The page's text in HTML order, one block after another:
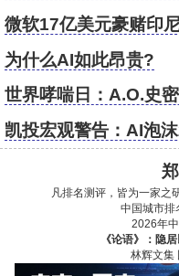
头”重回高增长
微软17亿美元豪赌印
为什么AI如此昂贵?
世界哮喘日：A.O.史
造健康呼吸环境
凯投宏观警告：AI泡
凡排名测评，皆为一家之
中国城市排
2026年
《论语》：隐
林辉文集